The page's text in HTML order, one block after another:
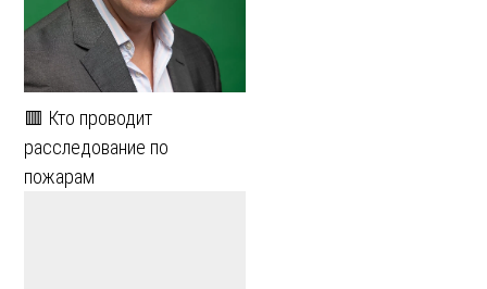
🟥 Кто проводит
расследование по
пожарам